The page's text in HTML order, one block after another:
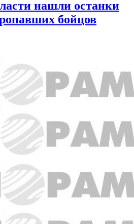
нашли останки
бойцов